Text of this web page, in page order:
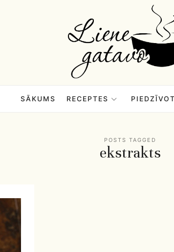
Liene
–
Mana
SĀKUMS RECEPTES PIEDZĪVOT
POSTS TAGGED
ekstrakts